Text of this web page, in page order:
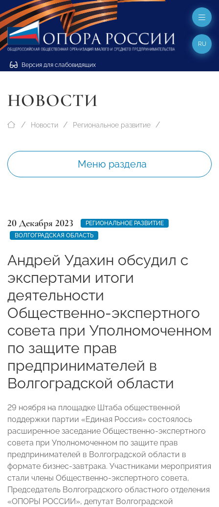
Версия для слабовидящих
RU
НОВОСТИ
Новости Региональное развитие
Меню раздела
20 Декабря 2023
РЕГИОНАЛЬНОЕ РАЗВИТИЕ
ВОЛГОГРАДСКАЯ ОБЛАСТЬ
Андрей Удахин обсудил с
экспертами итоги
деятельности
Общественно-экспертного
совета при Уполномоченном
по защите прав
предпринимателей в
Волгоградской области
29 ноября на площадке Штаба общественной
поддержки партии «Единая Россия» состоялось
расширенное заседание Общественно-экспертного
совета при Уполномоченном по защите прав
предпринимателей в Волгоградской области в
формате бизнес-завтрака. Участниками мероприятия
стали члены Общественно-экспертного совета,
Председатель Волгоградского областного отделения
«ОПОРЫ РОССИИ», депутат Волгоградской